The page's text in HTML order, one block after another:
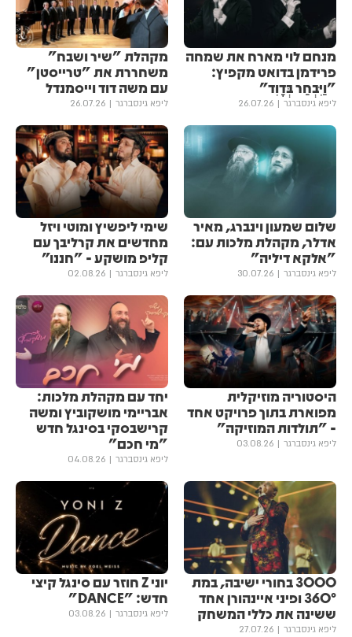
מנחם לוי מארח את שמחה
פרידמן בדואט מקפיץ:
"וַיִּבְחַר בְּדָוִד"
ליפא גינסברגר 26.07.26
מקהלת "שיר ושבח"
משחררת את "טרייסטן"
עם משה דוד וייסמנדל
ליפא גינסברגר 26.07.26
שלום שמעון וינברג, מאיר
אדלר, מקהלת מלכות עם:
"אלקא דיליה"
ליפא גינסברגר 30.07.26
שימי ליפשיץ ומוטי ויזל
מחדשים את קרליבך עם
קליפ מושקע - "חננו"
ליפא גינסברגר 02.08.26
היסטוריה מוזיקלית
מפוארת בתוך פרויקט אחד
- "תולדות המוזיקה"
ליפא גינסברגר 03.08.26
יחד עם מקהלת מלכות:
אבריימי מושקוביץ ומשה
קרישבסקי בסינגל חדש
"מי חכם"
ליפא גינסברגר 04.08.26
3000 בחורי ישיבה, במת
360° ופיני איינהורן אחד
ששינה את כללי המשחק
ליפא גינסברגר 27.07.26
יוני Z חוזר עם סינגל קיצי
חדש: "DANCE"
ליפא גינסברגר 03.08.26